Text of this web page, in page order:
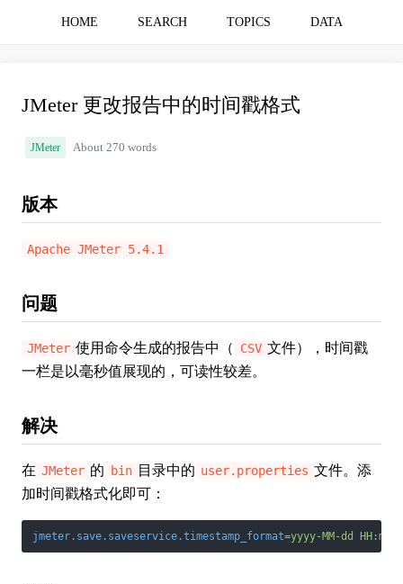
HOME SEARCH TOPICS DATA
JMeter 更改报告中的时间戳格式
JMeter About 270 words
版本
Apache JMeter 5.4.1
问题
JMeter 使用命令生成的报告中（ CSV 文件），时间戳
一栏是以毫秒值展现的，可读性较差。
解决
在 JMeter 的 bin 目录中的 user.properties 文件。添
加时间戳格式化即可：
jmeter.save.saveservice.timestamp_format=yyyy-MM-dd